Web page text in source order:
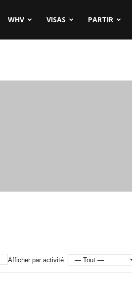
WHV VISAS PARTIR
Afficher par activité: